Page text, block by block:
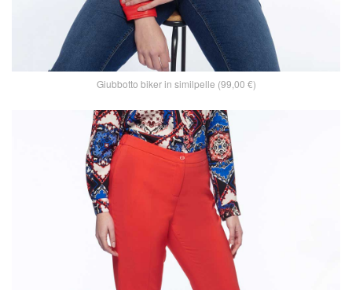
Giubbotto biker in similpelle (99,00 €)